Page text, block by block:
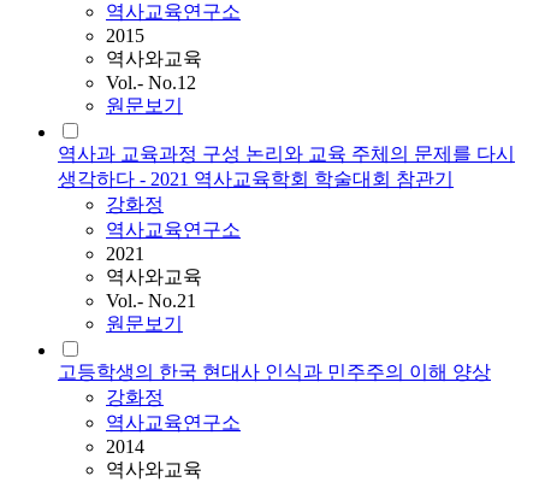
역사교육연구소
2015
역사와교육
Vol.- No.12
원문보기
역사과 교육과정 구성 논리와 교육 주체의 문제를 다시
생각하다 - 2021 역사교육학회 학술대회 참관기
강화정
역사교육연구소
2021
역사와교육
Vol.- No.21
원문보기
고등학생의 한국 현대사 인식과 민주주의 이해 양상
강화정
역사교육연구소
2014
역사와교육